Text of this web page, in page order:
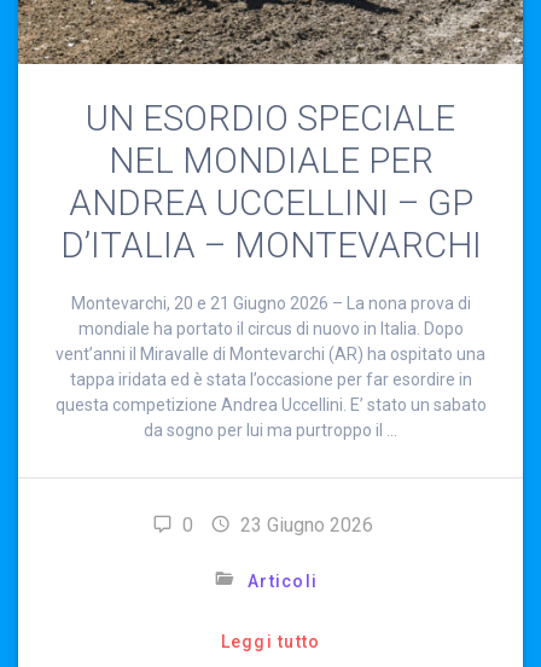
UN ESORDIO SPECIALE
NEL MONDIALE PER
ANDREA UCCELLINI – GP
D’ITALIA – MONTEVARCHI
Montevarchi, 20 e 21 Giugno 2026 – La nona prova di
mondiale ha portato il circus di nuovo in Italia. Dopo
vent’anni il Miravalle di Montevarchi (AR) ha ospitato una
tappa iridata ed è stata l’occasione per far esordire in
questa competizione Andrea Uccellini. E’ stato un sabato
da sogno per lui ma purtroppo il …
0 23 Giugno 2026
Articoli
Leggi tutto